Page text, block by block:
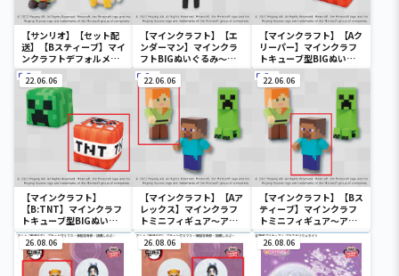
【サンリオ】【セット配
送】【Bスティーブ】マイ
ンクラフトデフォルメマ
スコット～アレックス・
スティーブ・ニワトリ～
【マインクラフト】【エ
ンダーマン】マインクラ
フトBIGぬいぐるみ～エ
ンダーマン～
【マインクラフト】【Aク
リーパー】マインクラフ
トキューブ型BIGぬいぐ
るみ～クリーパー・TNT
～
22.06.06
【マインクラフト】
【B:TNT】マインクラフ
トキューブ型BIGぬいぐ
るみ～クリーパー・TNT
～
22.06.06
【マインクラフト】【Aア
レックス】マインクラフ
トミニフィギュア～アレ
ックス・スティーブ・ク
リーパー～
22.06.06
【マインクラフト】【Bス
ティーブ】マインクラフ
トミニフィギュア～アレ
ックス・スティーブ・ク
リーパー～
26.08.06 26.08.06 26.08.06